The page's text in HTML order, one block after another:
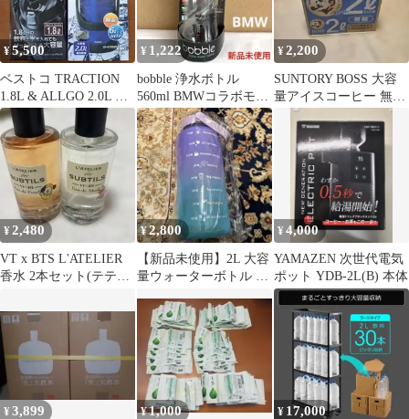
ポーチ付きスポドリ対
応 アクアージュ ADBT-
S2003PU
¥5,500
ベストコ TRACTION
1.8L & ALLGO 2.0L 水
筒 2点セット
¥ 1,222
bobble 浄水ボトル
560ml BMWコラボモデ
ル ろ過 防災 カー
ボン
¥2,200
SUNTORY BOSS 大容
量アイスコーヒー 無糖
2L×6本
¥2,480
VT x BTS L'ATELIER
香水 2本セット(テテ、
¥2,800
【新品未使用】2L 大容
量ウォーターボトル 目
¥4,000
YAMAZEN 次世代電気
ポット YDB-2L(B) 本体
¥3,899 ¥1,000 ¥ 17,000